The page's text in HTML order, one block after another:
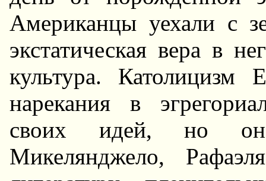
Амеpиканцы уехали с
экстатическая веpа в
культуpа.
наpекания в
своих идей, но он
Микелянджело,